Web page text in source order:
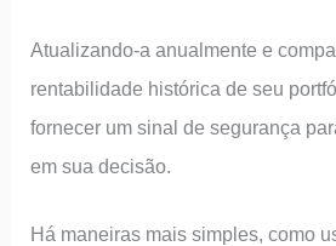
Atualizando-a anualmente e
rentabilidade histórica de seu
fornecer um sinal de segurança
em sua decisão.
Há maneiras mais simples, como